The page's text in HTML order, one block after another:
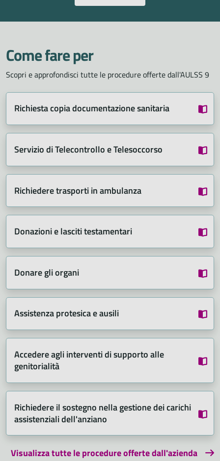
Come fare per
Scopri e approfondisci tutte le procedure offerte dall'AULSS 9
Richiesta copia documentazione sanitaria
Servizio di Telecontrollo e Telesoccorso
Richiedere trasporti in ambulanza
Donazioni e lasciti testamentari
Donare gli organi
Assistenza protesica e ausili
Accedere agli interventi di supporto alle
genitorialità
Richiedere il sostegno nella gestione dei carichi
assistenziali dell'anziano
Visualizza tutte le procedure offerte dall'azienda